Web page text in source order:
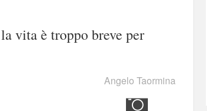
vita è troppo breve per
Angelo Taormina